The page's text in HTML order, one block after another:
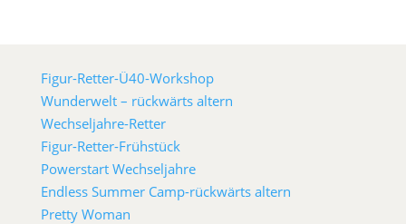
Figur-Retter-Ü40-Workshop
Wunderwelt – rückwärts altern
Wechseljahre-Retter
Figur-Retter-Frühstück
Powerstart Wechseljahre
Endless Summer Camp-rückwärts altern
Pretty Woman